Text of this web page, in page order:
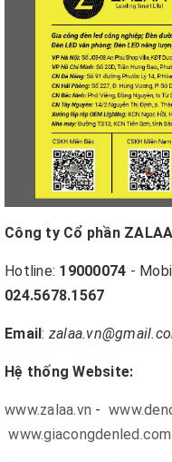
Công ty Cổ phần
Hotline: 19000074 -
024.5678.1567
Email:
Hệ thống Website:
www.zalaa.vn -
www.giacongdenled.com